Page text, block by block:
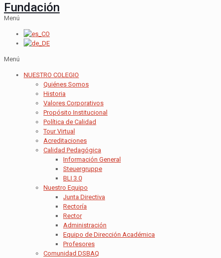
Fundación
Menú
Menú
NUESTRO COLEGIO
Quiénes Somos
Historia
Valores Corporativos
Propósito Institucional
Política de Calidad
Tour Virtual
Acreditaciones
Calidad Pedagógica
Información General
Steuergruppe
BLI 3.0
Nuestro Equipo
Junta Directiva
Rectoría
Rector
Administración
Equipo de Dirección Académica
Profesores
Comunidad DSBAQ